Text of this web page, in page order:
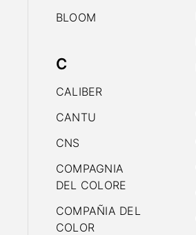
BLOOM
C
CALIBER
CANTU
CNS
COMPAGNIA
DEL COLORE
COMPAÑIA DEL
COLOR